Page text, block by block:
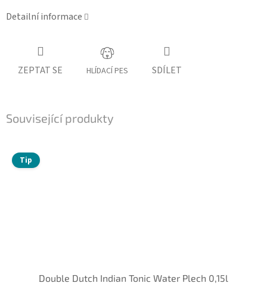
Detailní informace
ZEPTAT SE HLÍDACÍ PES SDÍLET
Související produkty
Tip
Double Dutch Indian Tonic Water Plech 0,15l